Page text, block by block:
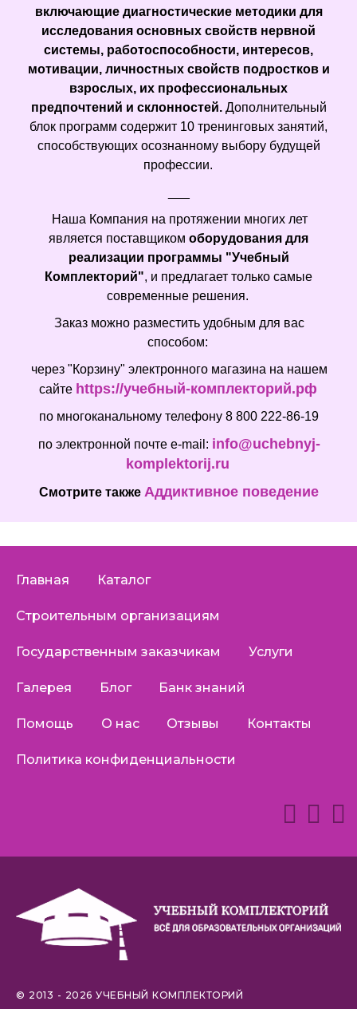
включающие диагностические методики для
исследования основных свойств нервной
системы, работоспособности, интересов,
мотивации, личностных свойств подростков и
взрослых, их профессиональных
предпочтений и склонностей.Дополнительный
блок программ содержит 10 тренинговых занятий,
способствующих осознанному выбору будущей
профессии.
Наша Компания на протяжении многих лет
является поставщиком оборудования для
реализации программы "Учебный
Комплекторий", и предлагает только самые
современные решения.
Заказ можно разместить удобным для вас
способом:
через "Корзину" электронного магазина на нашем
сайте https://учебный-комплекторий.рф
по многоканальному телефону 8 800 222-86-19
по электронной почте e-mail: info@uchebnyj-
komplektorij.ru
Смотрите также Аддиктивное поведение
Главная Каталог
Строительным организациям
Государственным заказчикам Услуги
Галерея Блог Банк знаний
Помощь О нас Отзывы Контакты
Политика конфиденциальности
© 2013 - 2026 УЧЕБНЫЙ КОМПЛЕКТОРИЙ